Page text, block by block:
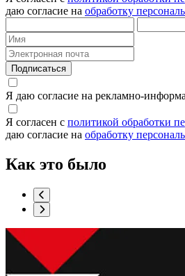
даю согласие на обработку
Подписаться
Я даю согласие на рекламно-
Я согласен с политикой обработки
даю согласие на обработку
Как это было